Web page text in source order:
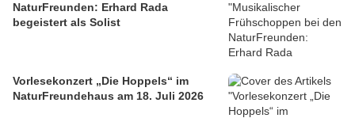
NaturFreunden: Erhard Rada
begeistert als Solist
Vorlesekonzert „Die Hoppels“ im
NaturFreundehaus am 18. Juli 2026